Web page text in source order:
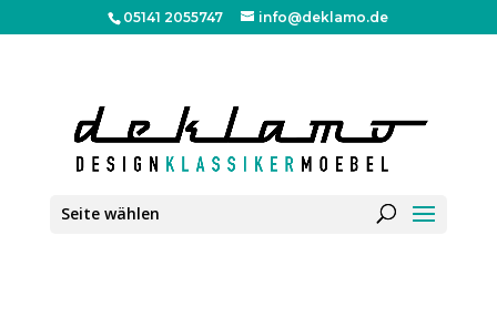
05141 2055747 info@deklamo.de
Seite wählen